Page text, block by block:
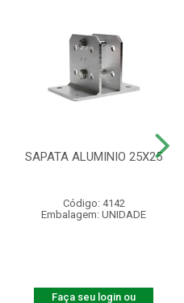
SAPATA ALUMINIO 25X25
Código: 4142
Embalagem: UNIDADE
Faça seu login ou